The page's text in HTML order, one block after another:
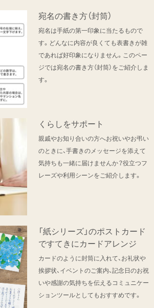
宛名の書き方（封筒）
宛名は手紙の第一印象に当たるもので
す。どんなに内容が良くても表書きが雑
であれば好印象になりません。このペー
ジでは宛名の書き方（封筒）をご紹介しま
す。
くらしをサポート
親戚やお知り合いの方へお祝いやお弔い
のときに、手書きのメッセージを添えて
気持ちも一緒に届けませんか？役立つフ
レーズや利用シーンをご紹介します。
「紙シリーズ」のポストカード
ですてきにカードアレンジ
カードのように封筒に入れて、お礼状や
挨拶状、イベントのご案内、記念日のお祝
いや感謝の気持ちを伝えるコミュニケー
ションツールとしてもおすすめです。